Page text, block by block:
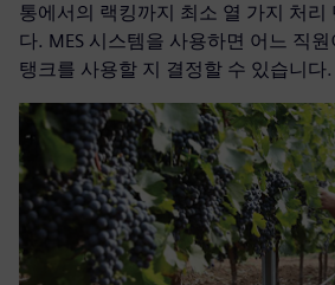
통에서의 랙킹까지 최소 열 가지 처리
다. MES 시스템을 사용하면 어느 직
탱크를 사용할 지 결정할 수 있습니다.